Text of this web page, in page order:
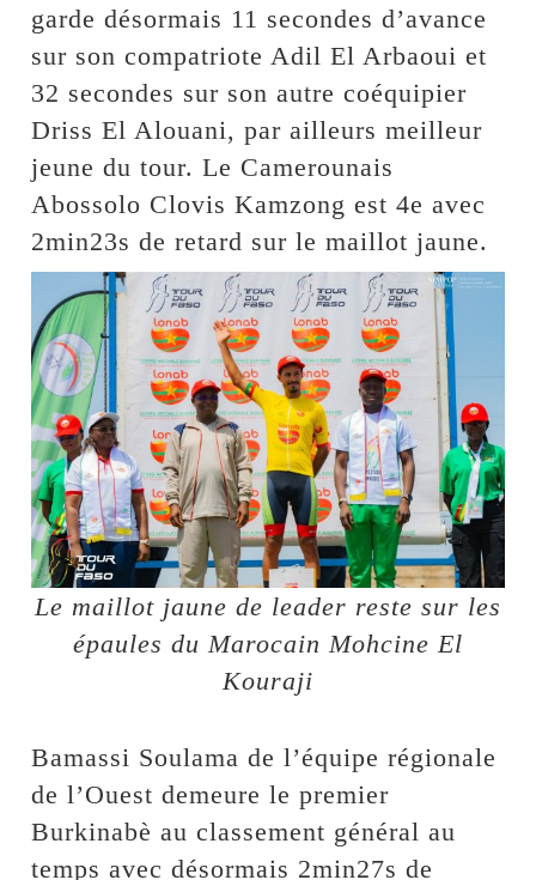
garde désormais 11 secondes d’avance
sur son compatriote Adil El Arbaoui et
32 secondes sur son autre coéquipier
Driss El Alouani, par ailleurs meilleur
jeune du tour. Le Camerounais
Abossolo Clovis Kamzong est 4e avec
2min23s de retard sur le maillot jaune.
Le maillot jaune de leader reste sur les
épaules du Marocain Mohcine El
Kouraji
Bamassi Soulama de l’équipe régionale
de l’Ouest demeure le premier
Burkinabè au classement général au
temps avec désormais 2min27s de